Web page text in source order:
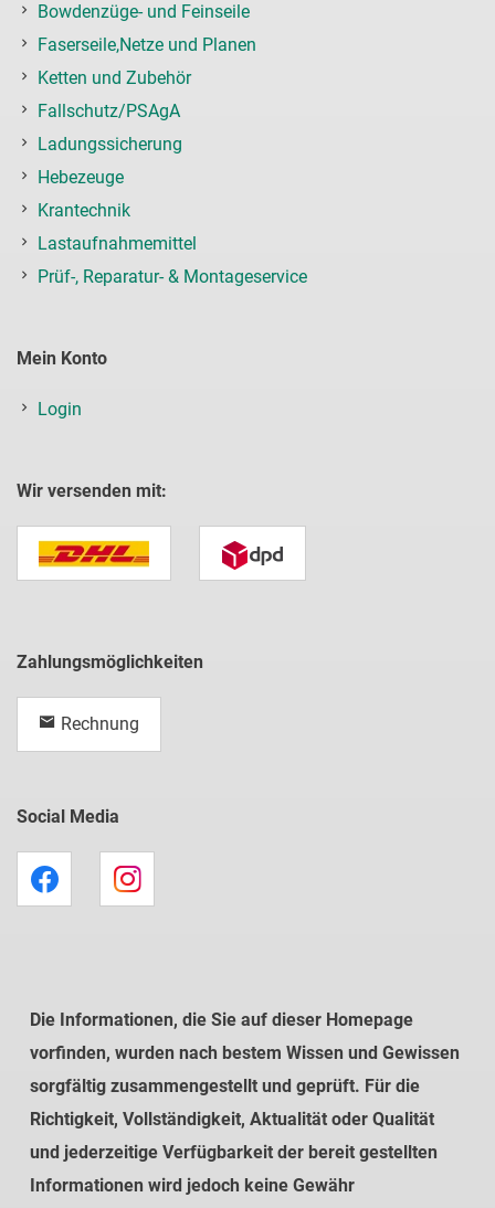
Bowdenzüge- und Feinseile
Faserseile,Netze und Planen
Ketten und Zubehör
Fallschutz/PSAgA
Ladungssicherung
Hebezeuge
Krantechnik
Lastaufnahmemittel
Prüf-, Reparatur- & Montageservice
Mein Konto
Login
Wir versenden mit:
Zahlungsmöglichkeiten
Rechnung
Social Media
Die Informationen, die Sie auf dieser Homepage
vorfinden, wurden nach bestem Wissen und Gewissen
sorgfältig zusammengestellt und geprüft. Für die
Richtigkeit, Vollständigkeit, Aktualität oder Qualität
und jederzeitige Verfügbarkeit der bereit gestellten
Informationen wird jedoch keine Gewähr